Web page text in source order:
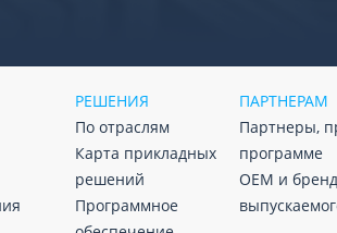
РЕШЕНИЯ
По отраслям
Карта прикладных
решений
Программное
ПАРТНЕРАМ
Партнеры,
программе
ОЕМ и